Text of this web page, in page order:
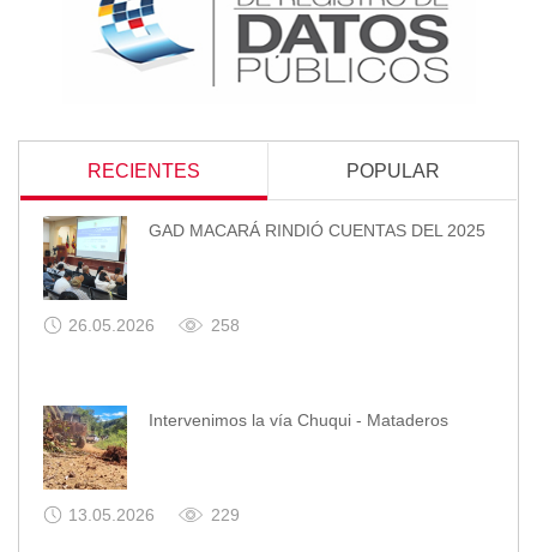
RECIENTES POPULAR
GAD MACARÁ RINDIÓ CUENTAS DEL 2025
26.05.2026 258
Intervenimos la vía Chuqui - Mataderos
13.05.2026 229